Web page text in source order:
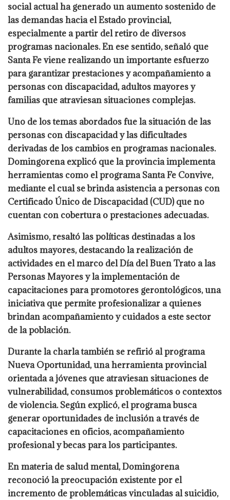
social actual ha generado un aumento sostenido de
las demandas hacia el Estado provincial,
especialmente a partir del retiro de diversos
programas nacionales. En ese sentido, señaló que
Santa Fe viene realizando un importante esfuerzo
para garantizar prestaciones y acompañamiento a
personas con discapacidad, adultos mayores y
familias que atraviesan situaciones complejas.
Uno de los temas abordados fue la situación de las
personas con discapacidad y las dificultades
derivadas de los cambios en programas nacionales.
Domingorena explicó que la provincia implementa
herramientas como el programa Santa Fe Convive,
mediante el cual se brinda asistencia a personas con
Certificado Único de Discapacidad (CUD) que no
cuentan con cobertura o prestaciones adecuadas.
Asimismo, resaltó las políticas destinadas a los
adultos mayores, destacando la realización de
actividades en el marco del Día del Buen Trato a las
Personas Mayores y la implementación de
capacitaciones para promotores gerontológicos, una
iniciativa que permite profesionalizar a quienes
brindan acompañamiento y cuidados a este sector
de la población.
Durante la charla también se refirió al programa
Nueva Oportunidad, una herramienta provincial
orientada a jóvenes que atraviesan situaciones de
vulnerabilidad, consumos problemáticos o contextos
de violencia. Según explicó, el programa busca
generar oportunidades de inclusión a través de
capacitaciones en oficios, acompañamiento
profesional y becas para los participantes.
En materia de salud mental, Domingorena
reconoció la preocupación existente por el
incremento de problemáticas vinculadas al suicidio,